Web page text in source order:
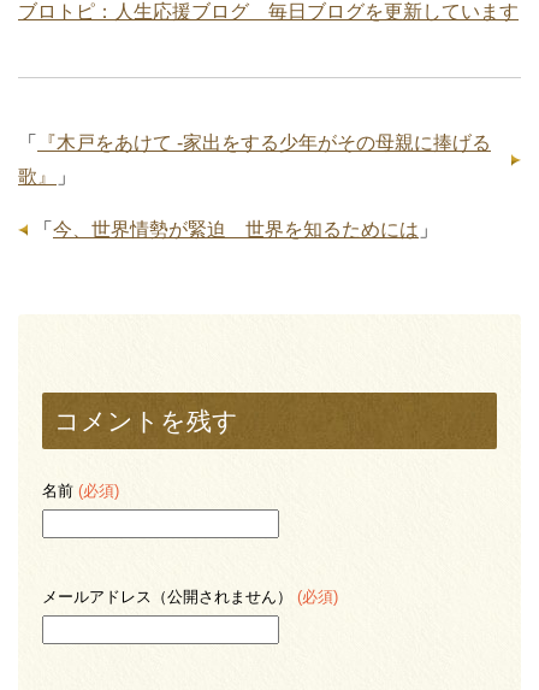
ブロトピ：人生応援ブログ 毎日ブログを更新しています
「
『木戸をあけて -家出をする少年がその母親に捧げる
歌』
」
「 今、世界情勢が緊迫 世界を知るためには 」
コメントを残す
名前 (必須)
メールアドレス（公開されません） (必須)